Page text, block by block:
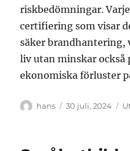
riskbedömningar.
certifiering som visar
säker brandhantering,
liv utan minskar också
ekonomiska förluster
Författare
hans
Publicerat
30 juli, 2024